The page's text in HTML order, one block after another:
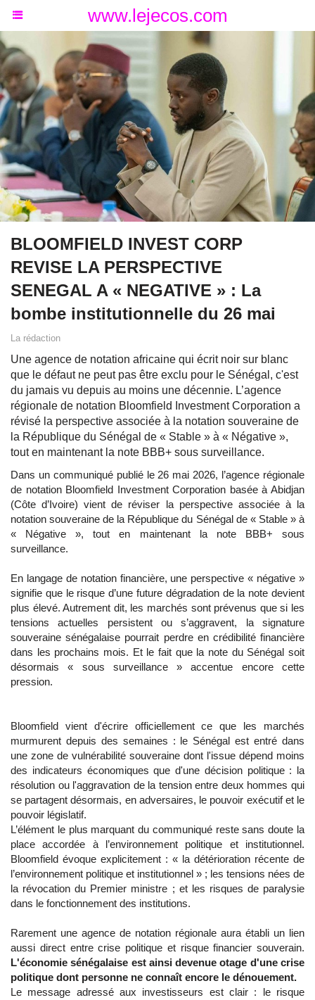
www.lejecos.com
BLOOMFIELD INVEST CORP
REVISE LA PERSPECTIVE
SENEGAL A « NEGATIVE » : La
bombe institutionnelle du 26 mai
La rédaction
Une agence de notation africaine qui écrit noir sur blanc
que le défaut ne peut pas être exclu pour le Sénégal, c'est
du jamais vu depuis au moins une décennie. L’agence
régionale de notation Bloomfield Investment Corporation a
révisé la perspective associée à la notation souveraine de
la République du Sénégal de « Stable » à « Négative »,
tout en maintenant la note BBB+ sous surveillance.
Dans un communiqué publié le 26 mai 2026, l’agence régionale
de notation Bloomfield Investment Corporation basée à Abidjan
(Côte d’Ivoire) vient de réviser la perspective associée à la
notation souveraine de la République du Sénégal de « Stable » à
« Négative », tout en maintenant la note BBB+ sous
surveillance.
En langage de notation financière, une perspective « négative »
signifie que le risque d’une future dégradation de la note devient
plus élevé. Autrement dit, les marchés sont prévenus que si les
tensions actuelles persistent ou s’aggravent, la signature
souveraine sénégalaise pourrait perdre en crédibilité financière
dans les prochains mois. Et le fait que la note du Sénégal soit
désormais « sous surveillance » accentue encore cette
pression.
Bloomfield vient d'écrire officiellement ce que les marchés
murmurent depuis des semaines : le Sénégal est entré dans
une zone de vulnérabilité souveraine dont l'issue dépend moins
des indicateurs économiques que d'une décision politique : la
résolution ou l'aggravation de la tension entre deux hommes qui
se partagent désormais, en adversaires, le pouvoir exécutif et le
pouvoir législatif.
L’élément le plus marquant du communiqué reste sans doute la
place accordée à l’environnement politique et institutionnel.
Bloomfield évoque explicitement : « la détérioration récente de
l’environnement politique et institutionnel » ; les tensions nées de
la révocation du Premier ministre ; et les risques de paralysie
dans le fonctionnement des institutions.
Rarement une agence de notation régionale aura établi un lien
aussi direct entre crise politique et risque financier souverain.
L'économie sénégalaise est ainsi devenue otage d'une crise
politique dont personne ne connaît encore le dénouement.
Le message adressé aux investisseurs est clair : le risque